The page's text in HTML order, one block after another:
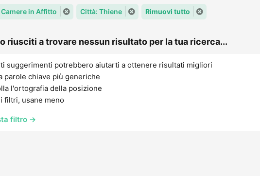
in Affitto Città: Thiene Rimuovi tutto
riusciti a trovare nessun risultato per la tua ricerca...
suggerimenti potrebbero aiutarti a ottenere risultati migliori
parole chiave più generiche
l'ortografia della posizione
filtri, usane meno
filtro →